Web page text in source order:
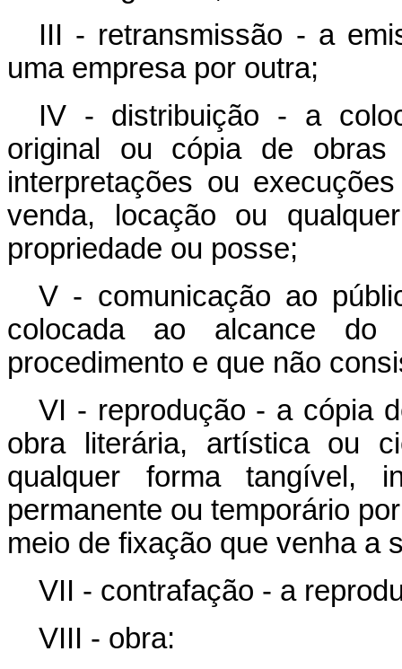
III - retransmissão - a
uma empresa por outra;
IV - distribuição - a
original ou cópia de obras
interpretações ou
venda, locação ou
propriedade ou posse;
V - comunicação ao
colocada ao alcance
procedimento e que não
VI - reprodução - a cópia
obra literária, artística ou
qualquer forma tangível,
permanente ou temporário
meio de fixação que venha a
VII - contrafação - a
VIII - obra: